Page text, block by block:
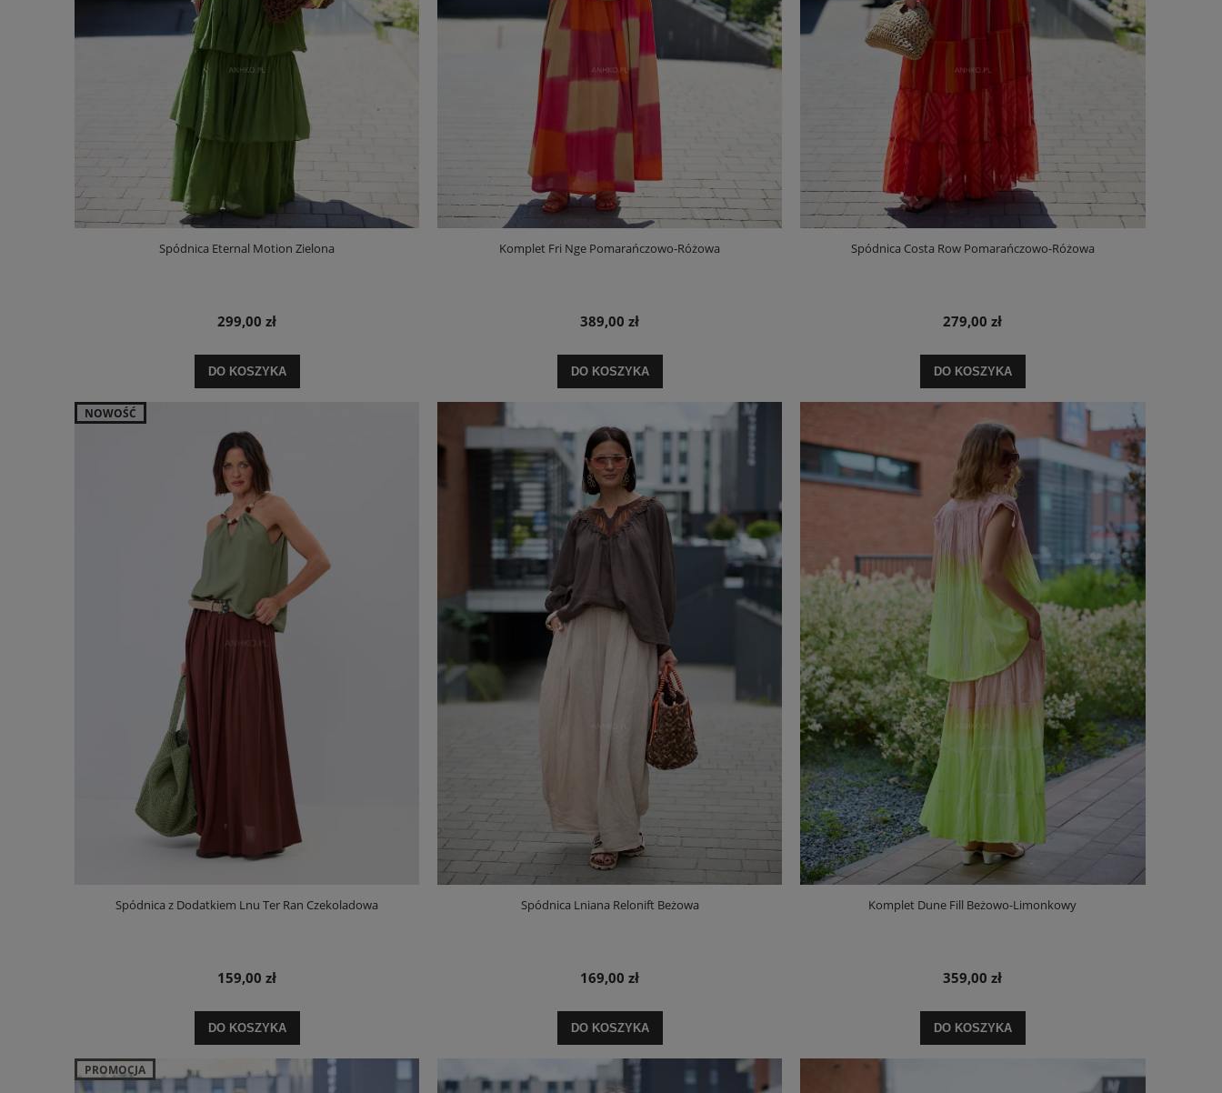
Spódnica Eternal Motion Zielona
299,00 zł
DO KOSZYKA
Komplet Fri Nge Pomarańczowo-Różowa
389,00 zł
DO KOSZYKA
Spódnica Costa Row Pomarańczowo-Różowa
279,00 zł
DO KOSZYKA
Spódnica z Dodatkiem Lnu Ter Ran Czekoladowa
159,00 zł
DO KOSZYKA
NOWOŚĆ
Spódnica Lniana Relonift Beżowa
169,00 zł
DO KOSZYKA
Komplet Dune Fill Beżowo-Limonkowy
359,00 zł
DO KOSZYKA
PROMOCJA